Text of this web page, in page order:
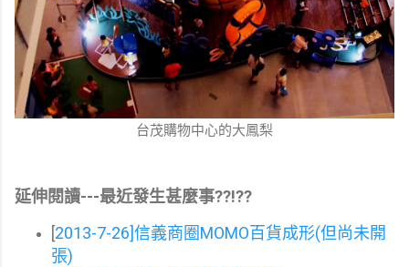
台茂購物中心的大鳳梨
延伸閱讀---最近發生甚麼事??!??
[2013-7-26]信義商圈MOMO百貨成形(但尚未開
張)